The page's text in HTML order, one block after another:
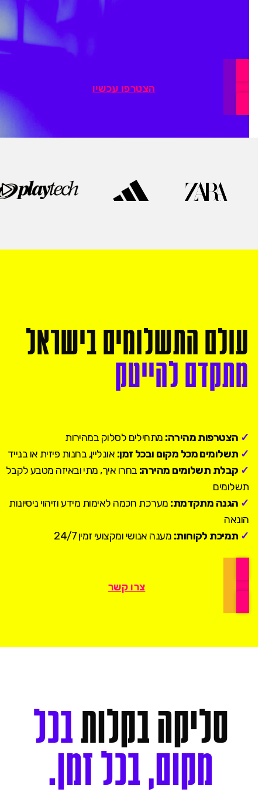
הצטרפו עכשיו
עולםהתשלומיםבישראל
מתקדםלהייטק
✓ הצטרפות מהירה: מתחילים לסלוק במהירות
✓ תשלומים מכל מקום ובכל זמן: אונליין, בחנות פיזית או בנייד
✓ קבלת תשלומים מהירה: בחרו איך, מתי ובאיזה מטבע לקבל
תשלומים
✓ הגנה מתקדמת: מערכת חכמה לאימות מידע וזיהוי ניסיונות
הונאה
✓ תמיכת לקוחות: מענה אנושי ומקצועי זמין 24/7
צרו קשר
סליקהבקלותבכל
מקום,בכלזמן.